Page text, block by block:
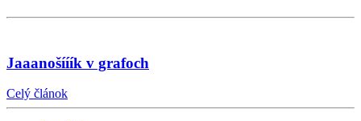
Jaaanošííík v grafoch
Celý článok